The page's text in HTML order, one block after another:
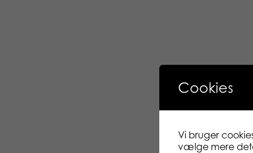
Cookies
Vi bruger
vælge mere